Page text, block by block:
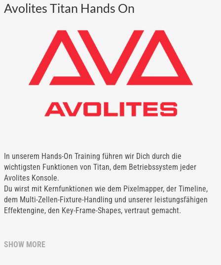
Avolites Titan Hands On
In unserem Hands-On Training führen wir Dich durch die
wichtigsten Funktionen von Titan, dem Betriebssystem jeder
Avolites Konsole.
Du wirst mit Kernfunktionen wie dem Pixelmapper, der Timeline,
dem Multi-Zellen-Fixture-Handling und unserer leistungsfähigen
Effektengine, den Key-Frame-Shapes, vertraut gemacht.
SHOW MORE